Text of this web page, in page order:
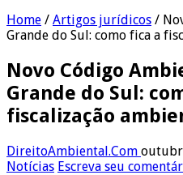
Home / Artigos jurídicos /
Grande do Sul: como fica a
Novo Código
Grande do Sul:
fiscalização
DireitoAmbiental.Com
Notícias Escreva seu